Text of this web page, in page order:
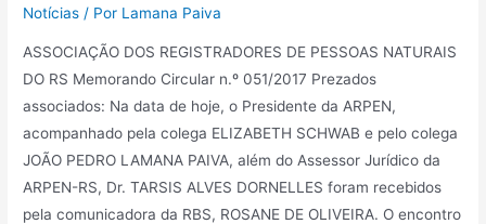
Notícias / Por Lamana Paiva
ASSOCIAÇÃO DOS REGISTRADORES DE PESSOAS NATURAIS
DO RS Memorando Circular n.º 051/2017 Prezados
associados: Na data de hoje, o Presidente da ARPEN,
acompanhado pela colega ELIZABETH SCHWAB e pelo colega
JOÃO PEDRO LAMANA PAIVA, além do Assessor Jurídico da
ARPEN-RS, Dr. TARSIS ALVES DORNELLES foram recebidos
pela comunicadora da RBS, ROSANE DE OLIVEIRA. O encontro